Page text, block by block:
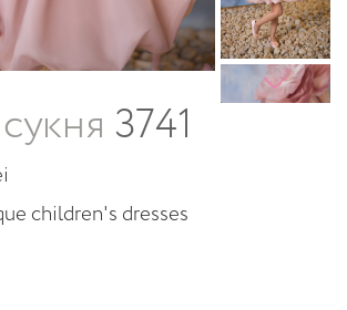
3741
children's dresses